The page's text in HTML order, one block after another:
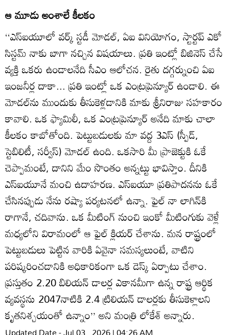
ఆ మూడు అంశాలే కీలకం
‘‘ఎస్‌ఐయూలో వర్క్‌ స్టడీ మోడల్‌, ఏఐ వినియోగం, స్టార్టప్‌ ఎకో
సిస్టమ్‌ నాకు బాగా నచ్చిన విషయాలు. ప్రతి ఇంట్లో బిజినెస్‌ చేసే
వ్యక్తి ఒకరు ఉండాలనేది సీఎం ఆలోచన. రైతు దగ్గర్నుంచి ఏఐ
ఇంజనీర్ల దాకా... ప్రతి ఇంట్లో ఒక ఎంట్రప్రెన్యూర్‌ ఉండాలి. ఈ
మోడల్‌ను ముందుకు తీసుకెళ్లడానికి మాకు శ్రీనిరాజు సహకారం
కావాలి. ఒక ఫ్యామిలీ, ఒక ఎంట్రప్రెన్యూర్‌ అనేది మాకు చాలా
కీలకం కాబోతోంది. పెట్టుబడులకు మా వద్ద 3ఎస్‌ (స్పీడ్‌,
స్టెబిలిటీ, సర్వీస్‌) మోడల్‌ ఉంది. ఒకసారి మీ ప్రాజెక్టుకి ఓకే
చెప్పామంటే, దానిని మేం సొంతం అన్నట్టు భావిస్తాం. దీనికి
ఎస్‌ఐయూనే మంచి ఉదాహరణ. ఎస్‌ఐయూ ప్రతిపాదనను ఓకే
చేసినప్పుడు నేను రష్యా పర్యటనలో ఉన్నా. ఫైల్‌ నా లాగిన్‌కి
రాగానే, చదివాను. ఒక మీటింగ్‌ నుంచి ఇంకో మీటింగుకు వెళ్లే
మధ్యలోని విరామంలో ఆ ఫైల్‌ క్లియర్‌ చేశాను. మన రాష్ట్రంలో
పెట్టుబడులు పెట్టిన వారికి ఏవైనా సమస్యలుంటే, వాటిని
పరిష్కరించడానికి అధికారికంగా ఒక డెస్క్‌ ఏర్పాటు చేశాం.
ప్రస్తుతం 2.20 బిలియన్‌ డాలర్ల ఎకానమీగా ఉన్న రాష్ట్ర ఆర్థిక
వ్యవస్థను 2047నాటికి 2.4 ట్రిలియన్‌ డాలర్లకు తీసుకెళ్లాలని
కృతనిశ్చయంతో ఉన్నాం’’ అని మంత్రి లోకేశ్‌ అన్నారు.